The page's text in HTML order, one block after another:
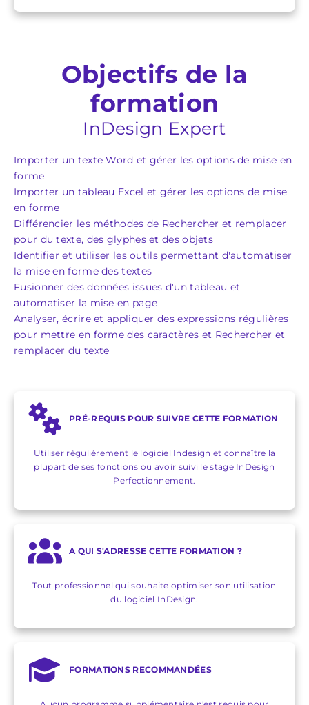
Objectifs de la
formation
InDesign Expert
Importer un texte Word et gérer les options de mise en
forme
Importer un tableau Excel et gérer les options de mise
en forme
Différencier les méthodes de Rechercher et remplacer
pour du texte, des glyphes et des objets
Identifier et utiliser les outils permettant d'automatiser
la mise en forme des textes
Fusionner des données issues d'un tableau et
automatiser la mise en page
Analyser, écrire et appliquer des expressions régulières
pour mettre en forme des caractères et Rechercher et
remplacer du texte
PRÉ-REQUIS POUR SUIVRE CETTE FORMATION
Utiliser régulièrement le logiciel Indesign et connaître la
plupart de ses fonctions ou avoir suivi le stage InDesign
Perfectionnement.
A QUI S'ADRESSE CETTE FORMATION ?
Tout professionnel qui souhaite optimiser son utilisation
du logiciel InDesign.
FORMATIONS RECOMMANDÉES